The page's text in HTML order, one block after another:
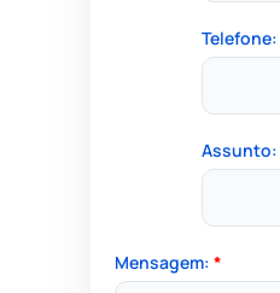
Telefone:
Assunto:
Mensagem: *